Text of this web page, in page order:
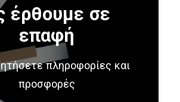
έρθουμε σε
επαφή
πληροφορίες και
προσφορές